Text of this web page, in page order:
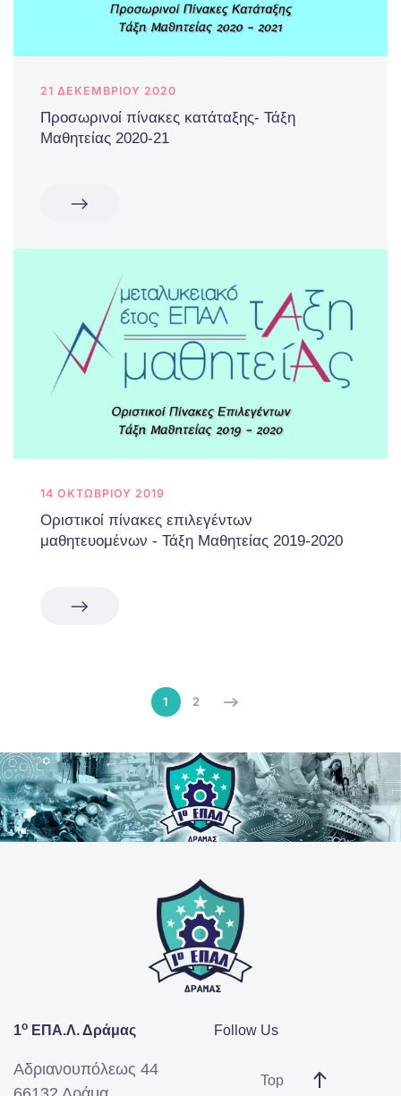
21 ΔΕΚΕΜΒΡΊΟΥ 2020
Προσωρινοί πίνακες κατάταξης- Τάξη
Μαθητείας 2020-21
14 ΟΚΤΩΒΡΊΟΥ 2019
Οριστικοί πίνακες επιλεγέντων
μαθητευομένων - Τάξη Μαθητείας 2019-2020
1 2
1ο ΕΠΑ.Λ. Δράμας
Αδριανουπόλεως 44
Follow Us
Top